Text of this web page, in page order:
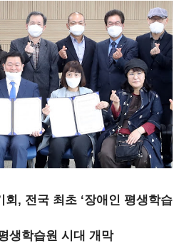
, 전국 최초 ‘장애인 평생학습
생학습원 시대 개막